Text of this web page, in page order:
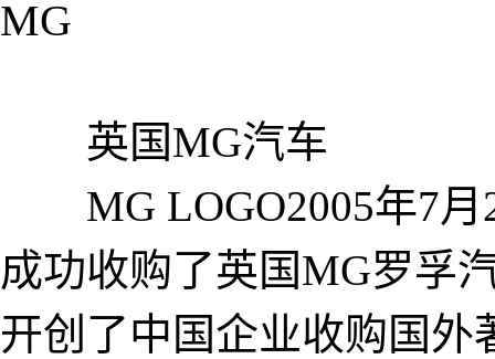
MG
英国MG汽车
MG LOGO2005年7月
成功收购了英国MG罗孚
开创了中国企业收购国